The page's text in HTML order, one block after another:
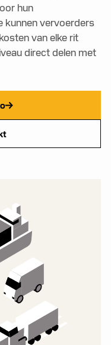
hun
kunnen vervoerders
van elke rit
direct delen met